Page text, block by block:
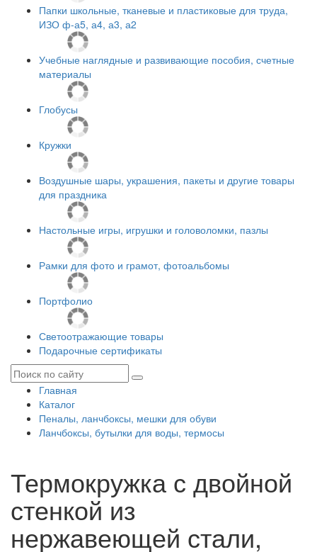
Папки школьные, тканевые и пластиковые для труда,
ИЗО ф-а5, а4, а3, а2
Учебные наглядные и развивающие пособия, счетные
материалы
Глобусы
Кружки
Воздушные шары, украшения, пакеты и другие товары
для праздника
Настольные игры, игрушки и головоломки, пазлы
Рамки для фото и грамот, фотоальбомы
Портфолио
Светоотражающие товары
Подарочные сертификаты
Главная
Каталог
Пеналы, ланчбоксы, мешки для обуви
Ланчбоксы, бутылки для воды, термосы
Термокружка с двойной
стенкой из
нержавеющей стали,